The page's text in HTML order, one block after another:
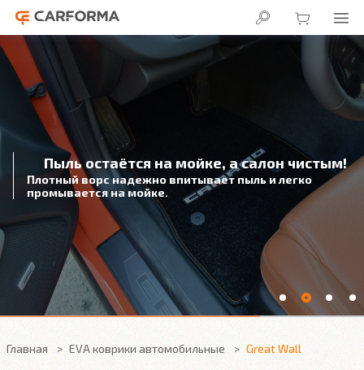
В салоне сухо!
3D подножка надежно защитит
от влаги под автомобильным ковриком
Главная EVA коврики автомобильные Great Wall